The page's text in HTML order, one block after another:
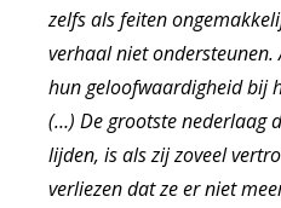
zelfs als feiten
verhaal niet ondersteunen.
hun geloofwaardigheid bij
(…) De grootste nederlaag
lijden, is als zij zoveel
verliezen dat ze er niet